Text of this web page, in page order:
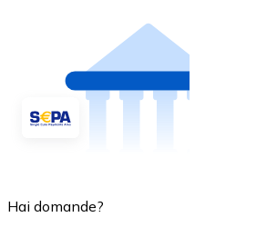
Hai domande?